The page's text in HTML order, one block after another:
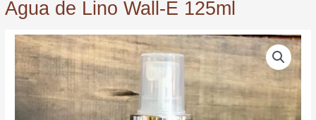
Agua de Lino Wall-E 125ml
Agua
de
Lino
E